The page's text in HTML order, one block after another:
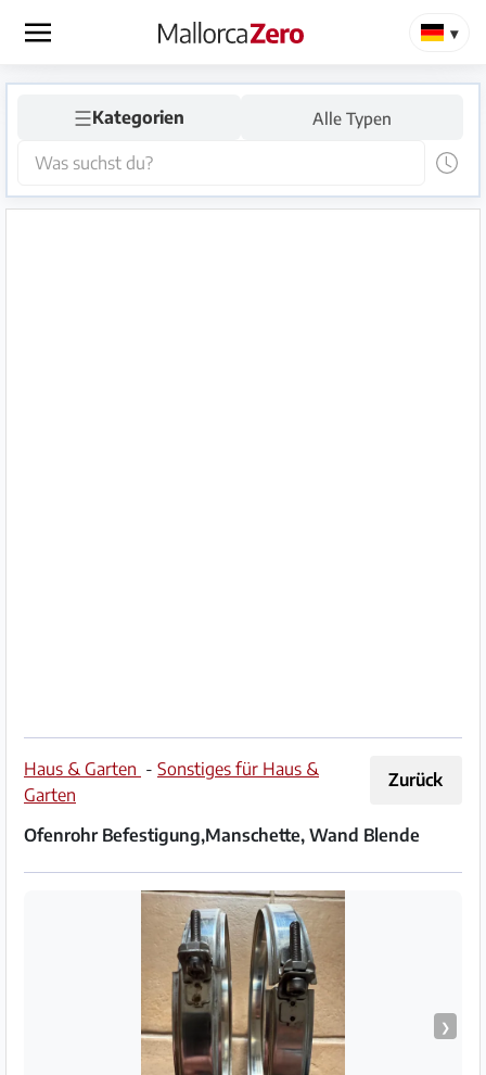
×
Startseite
Anzeige
aufgeben
Hilfe
&
☰Kategorien Alle Typen
Zurück
Haus & Garten - Sonstiges für Haus &
Garten
Ofenrohr Befestigung,Manschette, Wand Blende
❯